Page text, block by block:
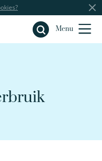
Menu
Sluiten